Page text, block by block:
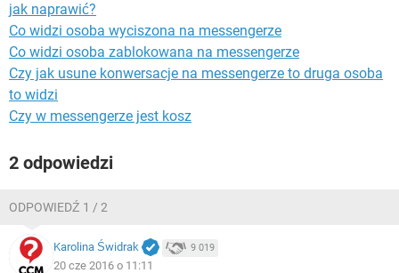
jak naprawić?
Co widzi osoba wyciszona na messengerze
Co widzi osoba zablokowana na messengerze
Czy jak usune konwersacje na messengerze to druga osoba
to widzi
Czy w messengerze jest kosz
2 odpowiedzi
ODPOWIEDŹ 1 / 2
Karolina Świdrak 9 019
20 cze 2016 o 11:11